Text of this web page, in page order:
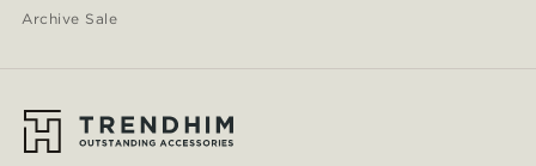
Archive Sale